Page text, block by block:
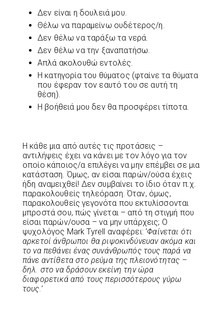
Δεν είναι η δουλειά μου.
Θέλω να παραμείνω ουδέτερος/η.
Δεν θέλω να ταράξω τα νερά.
Δεν θέλω να την ξαναπατήσω.
Απλά ακολουθώ εντολές.
Η κατηγορία του θύματος (φταίνε τα θύματα
που έφεραν τον εαυτό του σε αυτή τη
θέση).
Η βοήθειά μου δεν θα προσφέρει τίποτα.
Η κάθε μια από αυτές τις προτάσεις –
αντιλήψεις έχει να κάνει με τον λόγο για τον
οποίο κάποιος/α επιλέγει να μην επέμβει σε μια
κατάσταση. Όμως, αν είσαι παρών/ούσα έχεις
ήδη αναμειχθεί! Δεν συμβαίνει το ίδιο όταν π.χ.
παρακολουθείς τηλεόραση. Όταν, όμως,
παρακολουθείς γεγονότα που εκτυλίσσονται
μπροστά σου, πώς γίνεται – από τη στιγμή που
είσαι παρών/ουσα – να μην υπάρχεις; Ο
ψυχολόγος Mark Tyrell αναφέρει: ‘Φαίνεται ότι
αρκετοί άνθρωποι θα ριψοκινδύνευαν ακόμα και
το να πεθάνει ένας συνάνθρωπός τους παρά να
πάνε αντίθετα στο ρεύμα της πλειονότητας –
δηλ. στο να δράσουν εκείνη την ώρα
διαφορετικά από τους περισσότερους γύρω
τους.’